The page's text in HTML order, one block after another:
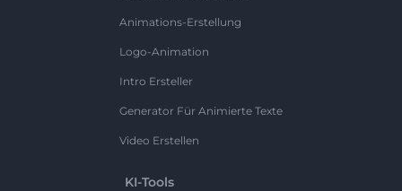
Animations-Erstellung
Logo-Animation
Intro Ersteller
Generator Für Animierte Texte
Video Erstellen
KI-Tools